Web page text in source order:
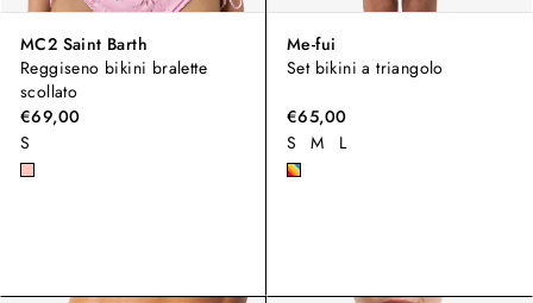
MC2 Saint Barth
Reggiseno bikini bralette
scollato
€69,00
S
Me-fui
Set bikini a triangolo
€65,00
S
M L